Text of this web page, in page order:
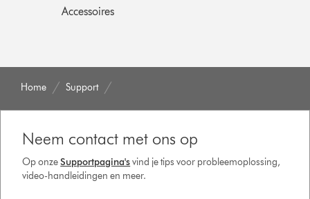
Accessoires
Home Support
Neem contact met ons op
Op onzeSupportpagina'svind je tips voor probleemoplossing,
video-handleidingen en meer.